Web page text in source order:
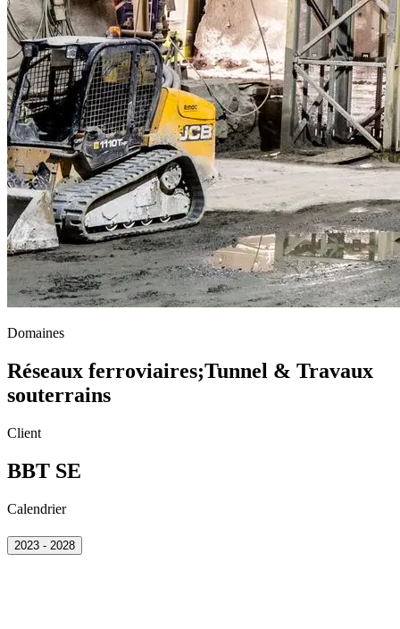
Domaines
Réseaux ferroviaires;Tunnel & Travaux
souterrains
Client
BBT SE
Calendrier
2023 - 2028